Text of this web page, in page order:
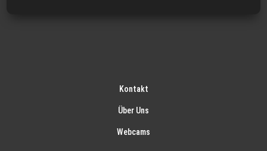
Kontakt
Über Uns
Webcams